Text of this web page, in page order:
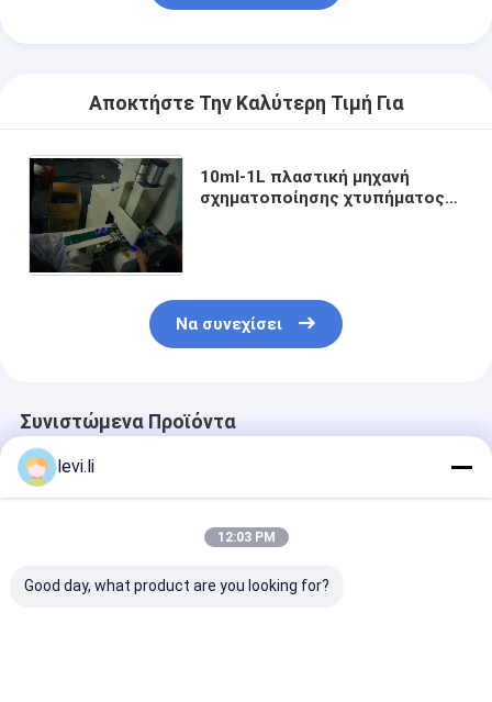
Αποκτήστε Την Καλύτερη Τιμή Για
10ml-1L πλαστική μηχανή
σχηματοποίησης χτυπήματος
Να συνεχίσει
Συνιστώμενα Προϊόντα
levi.li
12:03 PM
Good day, what product are you looking for?